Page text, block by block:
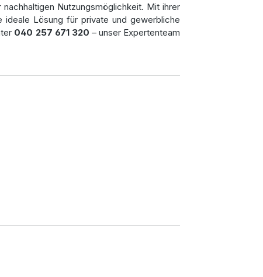
Nutzungsmöglichkeit. Mit ihrer
ideale Lösung für private und gewerbliche
040 257 671 320 – unser Expertenteam